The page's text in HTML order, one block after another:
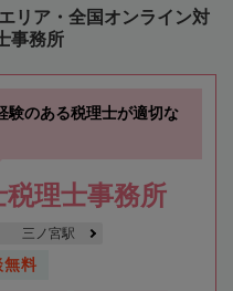
リア・全国オンライン対
事務所
験のある税理士が適切な
理士事務所
三ノ宮駅
無料